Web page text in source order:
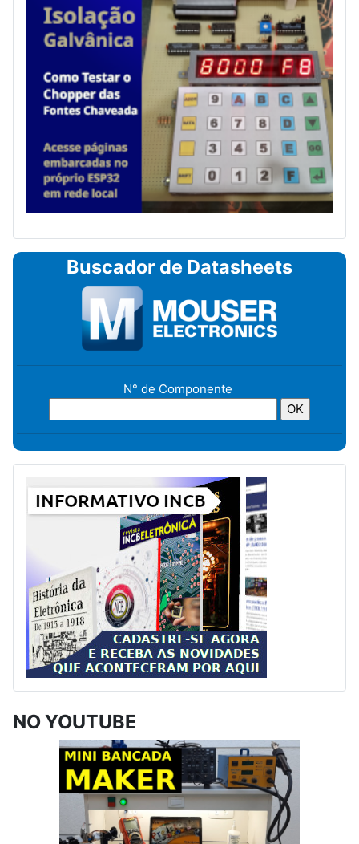
Buscador de Datasheets
N° de Componente
NO YOUTUBE